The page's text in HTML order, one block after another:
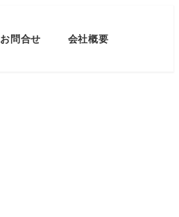
お問合せ 会社概要